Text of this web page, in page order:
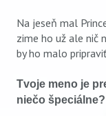
Na jeseň mal
zime ho už ale nič
by ho malo
Tvoje meno je
niečo špeciálne?